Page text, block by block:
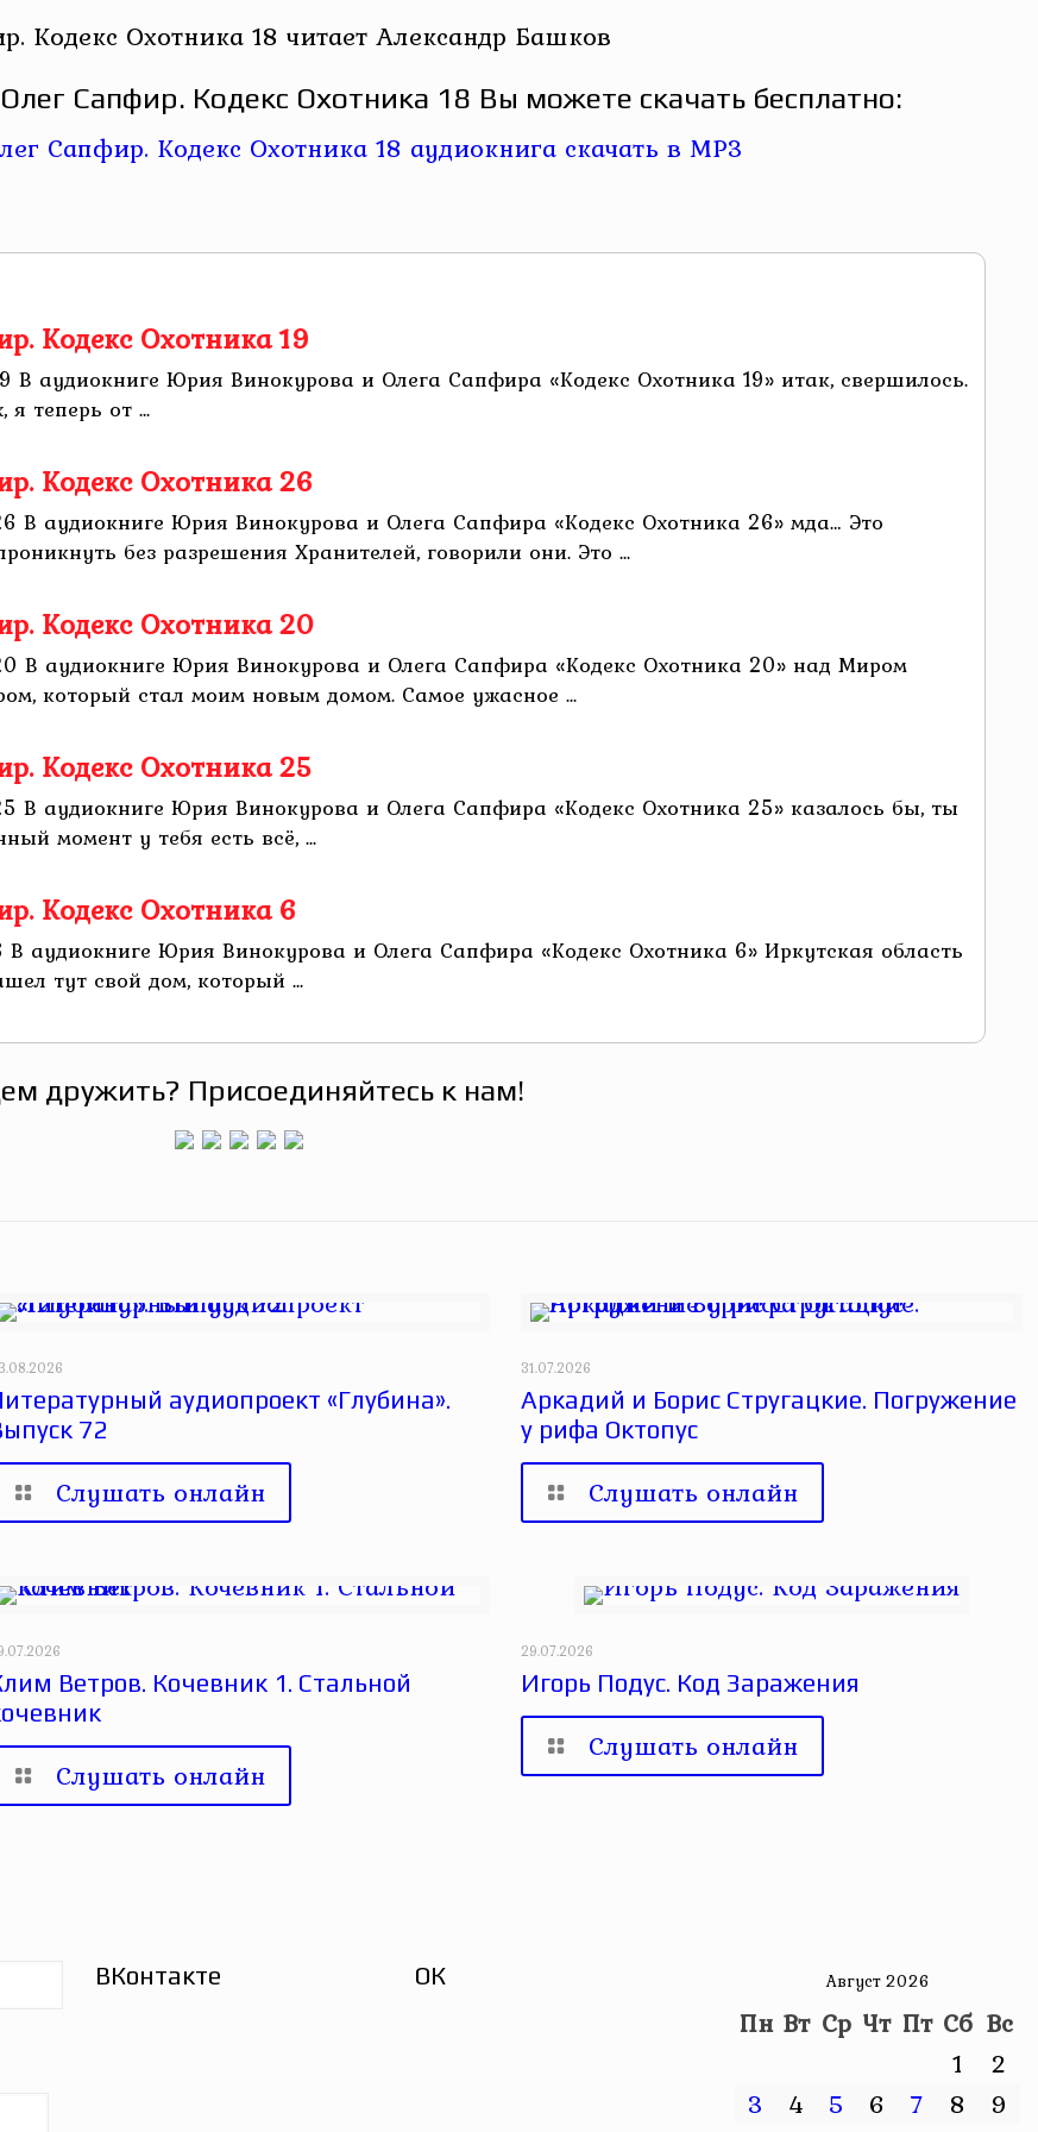
Охотника 18 читает Александр Башков
Сапфир. Кодекс Охотника 18 Вы можете скачать бесплатно:
Кодекс Охотника 19
аудиокниге Юрия Винокурова и Олега Сапфира «Кодекс Охотника 19» итак, свершилось.
теперь от ...
Кодекс Охотника 26
В аудиокниге Юрия Винокурова и Олега Сапфира «Кодекс Охотника 26» мда… Это
без разрешения Хранителей, говорили они. Это ...
Кодекс Охотника 20
В аудиокниге Юрия Винокурова и Олега Сапфира «Кодекс Охотника 20» над Миром
который стал моим новым домом. Самое ужасное ...
Кодекс Охотника 25
В аудиокниге Юрия Винокурова и Олега Сапфира «Кодекс Охотника 25» казалось бы, ты
момент у тебя есть всё, ...
Кодекс Охотника 6
аудиокниге Юрия Винокурова и Олега Сапфира «Кодекс Охотника 6» Иркутская область
тут свой дом, который ...
дружить? Присоединяйтесь к нам!
аудиопроект «Глубина».
72
Слушать онлайн
31.07.2026
Аркадий и Борис Стругацкие. Погружение
у рифа Октопус
Слушать онлайн
Ветров. Кочевник 1. Стальной
Слушать онлайн
29.07.2026
Игорь Подус. Код Заражения
Слушать онлайн
ВКонтакте ОК Август 2026
Пн Вт Ср Чт Пт Сб Вс
1
2
3
4 5 6 7 8
9